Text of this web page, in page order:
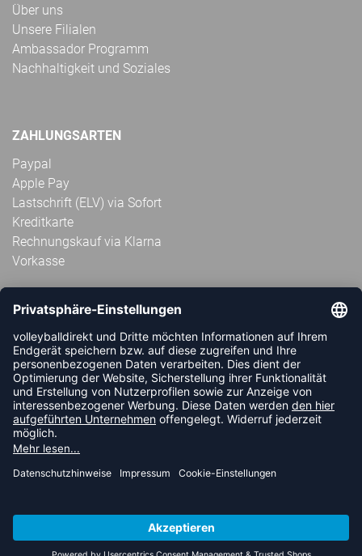
Über uns
Unsere Filialen
Ambassador Programm
Nachhaltigkeit und Soziales
ZAHLUNGSARTEN
Paypal
Apple Pay
Lastschrift (ELV) via Sofort
Kreditkarte
Rechnungskauf via Klarna
Vorkasse
ABONNIERE JETZT DEN KOSTENLOSEN
VOLLEYBALLDIREKT-NEWSLETTER UND VERPASSE KEINE
NEUIGKEIT ODER AKTION MEHR.
JETZT ANMELDEN